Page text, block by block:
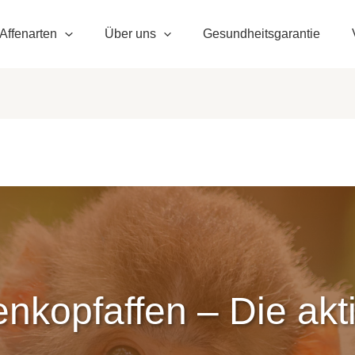
Affenarten Über uns Gesundheitsgarantie
– Die